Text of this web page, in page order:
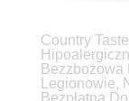
Country
Bezzbożowa
Legionowie,